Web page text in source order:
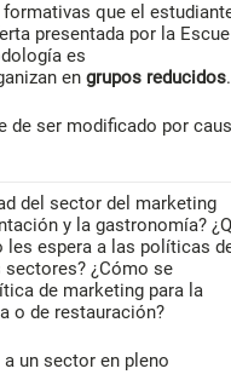
que el
presentada por la
es
en grupos reducidos.
de ser modificado por
del sector del marketing
y la gastronomía?
les espera a las políticas
¿Cómo se
de marketing para la
o de restauración?
un sector en pleno